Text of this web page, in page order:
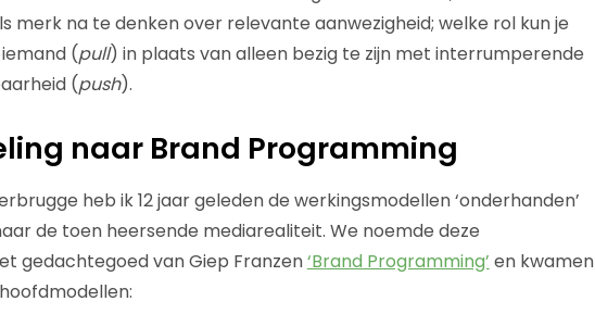
merk na te denken over relevante aanwezigheid; welke rol kun je
(pull) in plaats van alleen bezig te zijn met interrumperende
(push).
naar Brand Programming
heb ik 12 jaar geleden de werkingsmodellen ‘onderhanden’
de toen heersende mediarealiteit. We noemde deze
gedachtegoed van Giep Franzen‘Brand Programming’ en kwamen